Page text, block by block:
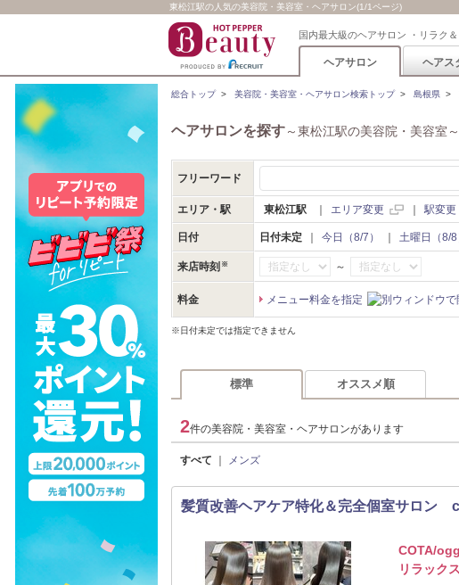
東松江駅の人気の美容院・美容室・ヘアサロン(1/1ページ)
国内最大級のヘアサロン ・リラク
ヘアサロン ヘアス
総合トップ> 美容院・美容室・ヘアサロン検索トップ> 島根県 >
ヘアサロンを探す～東松江駅の美容院・美容室～
フリーワード
エリア・駅 東松江駅 エリア変更 駅変更
日付 日付未定 今日（8/7） 土曜日（8/8
来店時刻 ～
料金 メニュー料金を指定
※日付未定では指定できません
標準 オススメ順
2件の美容院・美容室・ヘアサロンがあります
すべて メンズ
髪質改善ヘアケア特化＆完全個室サロン
COTA/
リラック